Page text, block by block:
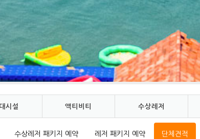
시설 액티비티 수상레저
수상레저 패키지 예약 레저 패키지 예약 단체견적